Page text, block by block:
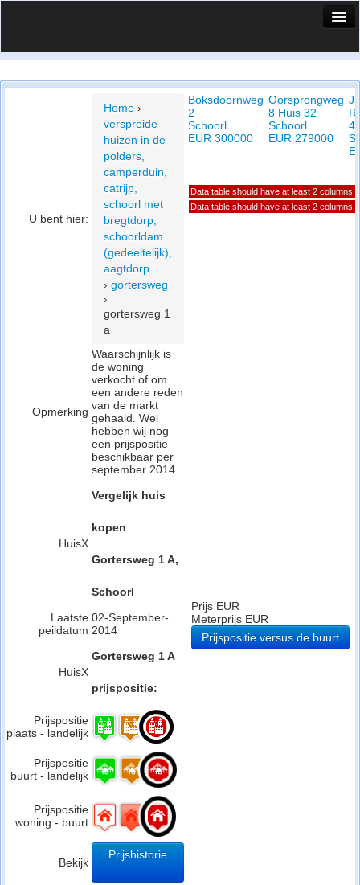
Vergelijk prijsposities - wijk
U bent hier:
Home ›
verspreide
huizen in de
polders,
camperduin,
catrijp,
schoorl met
bregtdorp,
schoorldam
(gedeeltelijk),
aagtdorp
› gortersweg
›
gortersweg 1
a
Opmerking
Waarschijnlijk is
de woning
verkocht of om
een andere reden
van de markt
gehaald. Wel
hebben wij nog
een prijspositie
beschikbaar per
september 2014
HuisX
Vergelijk huis
kopen
Gortersweg 1 A,
Schoorl
Laatste
peildatum
02-September-
2014
HuisX
Gortersweg 1 A
prijspositie:
Prijspositie
plaats - landelijk
Prijspositie
buurt - landelijk
Prijspositie
woning - buurt
Bekijk
Prijshistorie
Boksdoornweg
2
Schoorl
EUR 300000
Oorsprongweg
8 Huis 32
Schoorl
EUR 279000
Data table should have at least 2 columns
Data table should have at least 2 columns
Prijs EUR
Meterprijs EUR
Prijspositie versus de buurt